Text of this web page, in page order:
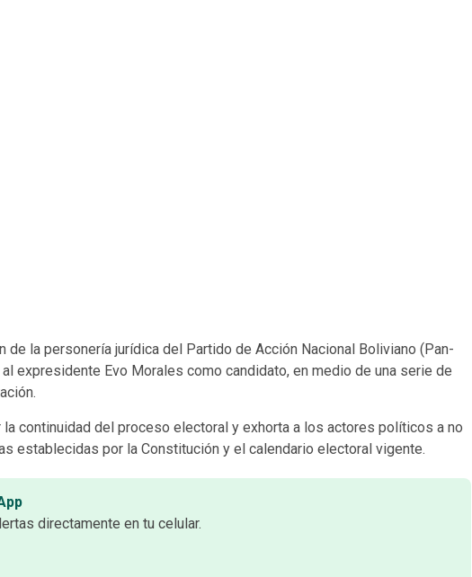
de la personería jurídica del Partido de Acción Nacional Boliviano (Pan-
expresidente Evo Morales como candidato, en medio de una serie de
continuidad del proceso electoral y exhorta a los actores políticos a no
establecidas por la Constitución y el calendario electoral vigente.
directamente en tu celular.